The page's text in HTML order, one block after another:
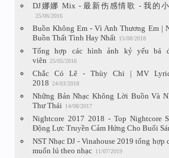
DJ娜娜 Mix - 最新伤感情歌 - 我的
25/06/2016
Buồn Không Em - Vì Anh Thương Em |
Buồn Thất Tình Hay Nhất 15/08/2018
Tổng hợp các hình ảnh kỷ yếu bá
viên 25/05/2016
Chắc Có Lẽ - Thùy Chi | MV
2018 24/03/2018
Những Bản Nhạc Không Lời Buồn Và
Thư Thái
14/08/2017
Nightcore 2017 2018 - Top Nightcore
Động Lực Truyền Cảm Hứng Cho Buổi
NST Nhạc DJ - Vinahouse 2019 tổng hợp
muốn lú theo nhạc 11/07/2019